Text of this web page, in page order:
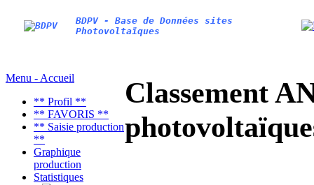
BDPV - Base de Données sites
Photovoltaïques
Menu - Accueil
** Profil **
** FAVORIS **
** Saisie production
**
Graphique
production
Statistiques
Classement